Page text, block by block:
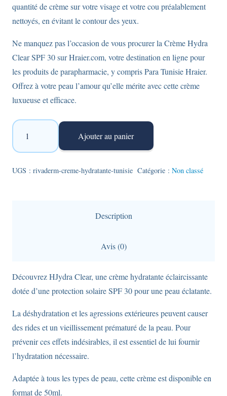
quantité de crème sur votre visage et votre cou préalablement
nettoyés, en évitant le contour des yeux.
Ne manquez pas l’occasion de vous procurer la Crème Hydra
Clear SPF 30 sur Hraier.com, votre destination en ligne pour
les produits de parapharmacie, y compris Para Tunisie Hraier.
Offrez à votre peau l’amour qu’elle mérite avec cette crème
luxueuse et efficace.
quantité
Rivaderm
Hydra
50ml
Ajouter au panier
UGS : rivaderm-creme-hydratante-tunisie Catégorie : Non classé
Description
Avis (0)
Découvrez HJydra Clear, une crème hydratante éclaircissante
dotée d’une protection solaire SPF 30 pour une peau éclatante.
La déshydratation et les agressions extérieures peuvent causer
des rides et un vieillissement prématuré de la peau. Pour
prévenir ces effets indésirables, il est essentiel de lui fournir
l’hydratation nécessaire.
Adaptée à tous les types de peau, cette crème est disponible en
format de 50ml.